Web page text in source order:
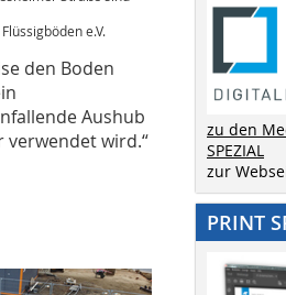
e.V.
den Boden
Aushub
verwendet wird.“
zu den
SPEZIAL
zur
PRINT